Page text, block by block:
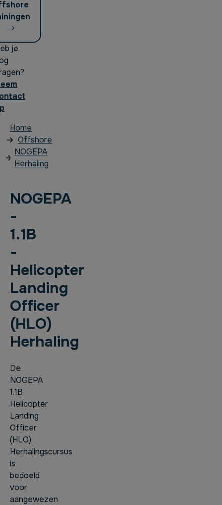
je
Home
Offshore
NOGEPA
Herhaling
NOGEPA
-
1.1B
-
Helicopter
Landing
Officer
(HLO)
Herhaling
De
NOGEPA
1.1B
Helicopter
Landing
Officer
(HLO)
Herhalingscursus
is
bedoeld
voor
aangewezen